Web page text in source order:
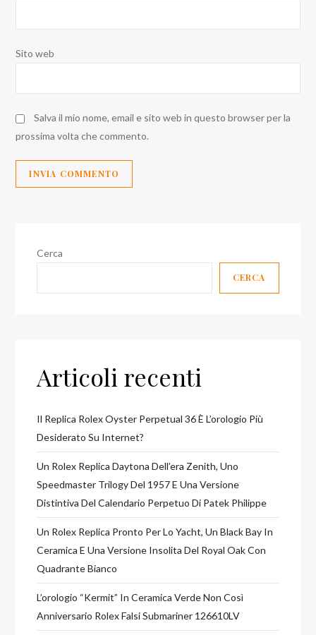
Sito web
Salva il mio nome, email e sito web in questo browser per la
prossima volta che commento.
Cerca
CERCA
Articoli recenti
Il Replica Rolex Oyster Perpetual 36 È L’orologio Più
Desiderato Su Internet?
Un Rolex Replica Daytona Dell’era Zenith, Uno
Speedmaster Trilogy Del 1957 E Una Versione
Distintiva Del Calendario Perpetuo Di Patek Philippe
Un Rolex Replica Pronto Per Lo Yacht, Un Black Bay In
Ceramica E Una Versione Insolita Del Royal Oak Con
Quadrante Bianco
L’orologio “Kermit” In Ceramica Verde Non Così
Anniversario Rolex Falsi Submariner 126610LV